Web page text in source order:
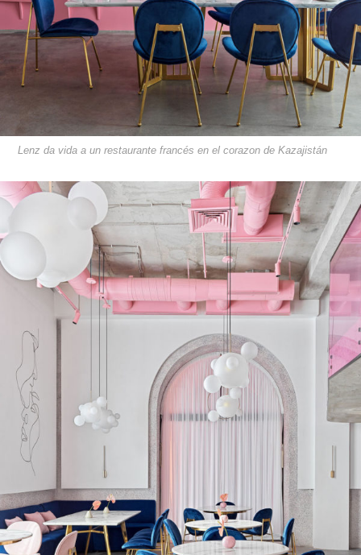
Lenz da vida a un restaurante francés en el corazon de Kazajistán